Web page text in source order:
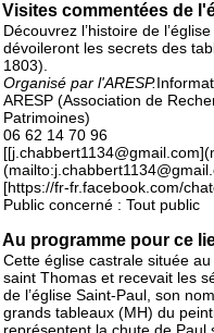
Visites commentées de
Découvrez l’histoire de
dévoileront les secrets des
1803).
Organisé par l'ARESP.
ARESP (Association de
Patrimoines)
06 62 14 70 96
[https://fr-fr.facebook.com/
Public concerné : Tout public
Au programme pour ce
Cette église castrale située
saint Thomas et recevait les
de l’église Saint-Paul, son
grands tableaux (MH) du